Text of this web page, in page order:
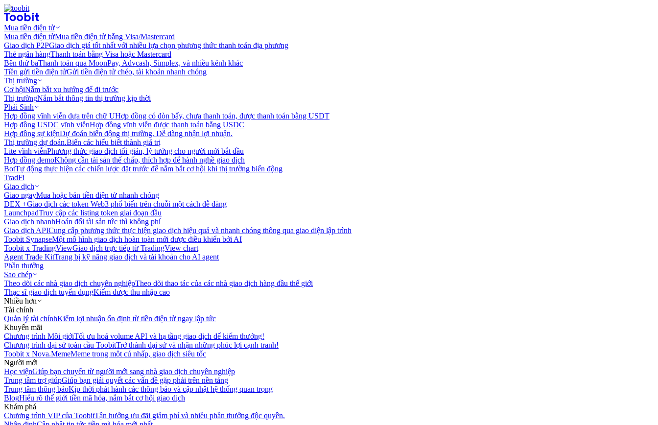
Mua tiền điện tử
Mua tiền điện tửMua tiền điện tử bằng Visa/Mastercard
Giao dịch P2PGiao dịch giá tốt nhất với nhiều lựa chọn phương thức thanh toán địa phương
Thẻ ngân hàngThanh toán bằng Visa hoặc Mastercard
Bên thứ baThanh toán qua MoonPay, Advcash, Simplex, và nhiều kênh khác
Tiền gửi tiền điện tửGửi tiền điện tử chéo, tài khoản nhanh chóng
Thị trường
Cơ hộiNắm bắt xu hướng để đi trước
Thị trườngNắm bắt thông tin thị trường kịp thời
Phái Sinh
Hợp đồng vĩnh viễn dựa trên chữ UHợp đồng có đòn bẩy, chưa thanh toán, được thanh toán bằng USDT
Hợp đồng USDC vĩnh viễnHợp đồng vĩnh viễn được thanh toán bằng USDC
Hợp đồng sự kiệnDự đoán biến động thị trường. Dễ dàng nhận lợi nhuận.
Thị trường dự đoán.Biến các hiểu biết thành giá trị
Lite vĩnh viễnPhương thức giao dịch tối giản, lý tưởng cho người mới bắt đầu
Hợp đồng demoKhông cần tài sản thế chấp, thích hợp để hành nghề giao dịch
BotTự động thực hiện các chiến lược đặt trước để nắm bắt cơ hội khi thị trường biến động
TradFi
Giao dịch
Giao ngayMua hoặc bán tiền điện tử nhanh chóng
DEX +Giao dịch các token Web3 phổ biến trên chuỗi một cách dễ dàng
LaunchpadTruy cập các listing token giai đoạn đầu
Giao dịch nhanhHoán đổi tài sản tức thì không phí
Giao dịch APICung cấp phương thức thực hiện giao dịch hiệu quả và nhanh chóng thông qua giao diện lập trình
Toobit SynapseMột mô hình giao dịch hoàn toàn mới được điều khiển bởi AI
Toobit x TradingViewGiao dịch trực tiếp từ TradingView chart
Agent Trade KitTrang bị kỹ năng giao dịch và tài khoản cho AI agent
Phần thưởng
Sao chép
Theo dõi các nhà giao dịch chuyên nghiệpTheo dõi thao tác của các nhà giao dịch hàng đầu thế giới
Thạc sĩ giao dịch tuyển dụngKiếm được thu nhập cao
Nhiều hơn
Tài chính
Quản lý tài chínhKiếm lợi nhuận ổn định từ tiền điện tử ngay lập tức
Khuyến mãi
Chương trình Môi giớiTối ưu hoá volume API và hạ tầng giao dịch để kiếm thưởng!
Chương trình đại sứ toàn cầu ToobitTrở thành đại sứ và nhận những phúc lợi cạnh tranh!
Toobit x Nova.MemeMeme trong một cú nhấp, giao dịch siêu tốc
Người mới
Học việnGiúp bạn chuyển từ người mới sang nhà giao dịch chuyên nghiệp
Trung tâm trợ giúpGiúp bạn giải quyết các vấn đề gặp phải trên nền tảng
Trung tâm thông báoKịp thời phát hành các thông báo và cập nhật hệ thống quan trọng
BlogHiểu rõ thế giới tiền mã hóa, nắm bắt cơ hội giao dịch
Khám phá
Chương trình VIP của ToobitTận hưởng ưu đãi giảm phí và nhiều phần thưởng độc quyền.